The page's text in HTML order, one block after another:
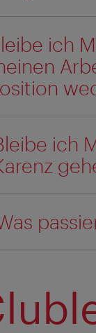
ich
ich